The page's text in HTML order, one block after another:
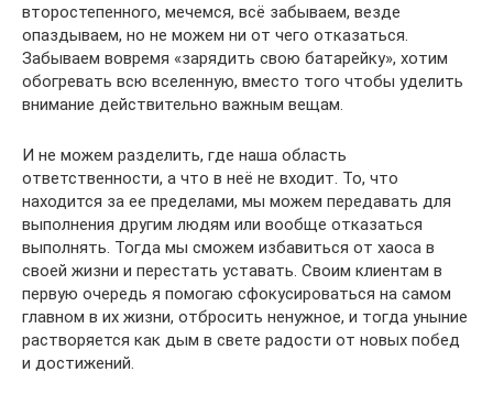
второстепенного, мечемся, всё забываем, везде
опаздываем, но не можем ни от чего отказаться.
Забываем вовремя «зарядить свою батарейку», хотим
обогревать всю вселенную, вместо того чтобы уделить
внимание действительно важным вещам.
И не можем разделить, где наша область
ответственности, а что в неё не входит. То, что
находится за ее пределами, мы можем передавать для
выполнения другим людям или вообще отказаться
выполнять. Тогда мы сможем избавиться от хаоса в
своей жизни и перестать уставать. Своим клиентам в
первую очередь я помогаю сфокусироваться на самом
главном в их жизни, отбросить ненужное, и тогда уныние
растворяется как дым в свете радости от новых побед
и достижений.